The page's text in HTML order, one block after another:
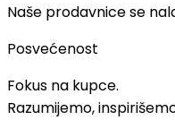
Naše prodavnice se
Posvećenost
Fokus na kupce.
Razumijemo,